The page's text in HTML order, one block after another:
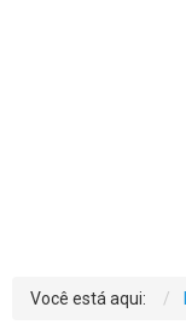
Você está aqui: